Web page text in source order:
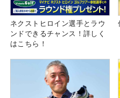
ネクストヒロイン選手とラウ
ンドできるチャンス！詳しく
はこちら！